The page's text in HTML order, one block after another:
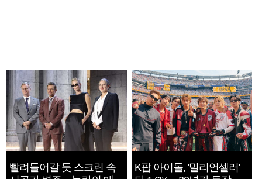
빨려들어갈 듯 스크린 속
K팝 아이돌, '밀리언셀러'